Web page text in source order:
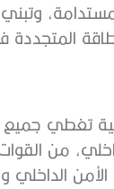
تغطي جميع
من القوات
الداخلي